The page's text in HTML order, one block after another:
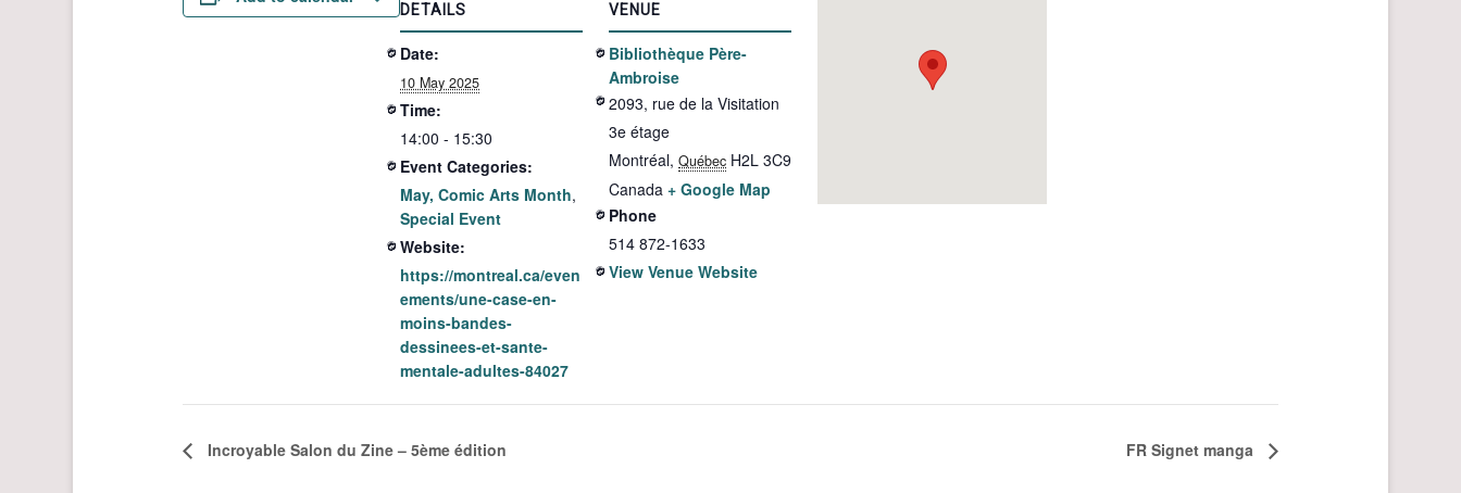
DETAILS
Date:
10 May 2025
Time:
14:00 - 15:30
Event Categories:
May, Comic Arts Month,
Special Event
Website:
https://montreal.ca/even
ements/une-case-en-
moins-bandes-
dessinees-et-sante-
mentale-adultes-84027
VENUE
Bibliothèque Père-
Ambroise
2093, rue de la Visitation
3e étage
Montréal, Québec H2L 3C9
Canada + Google Map
Phone
514 872-1633
View Venue Website
Incroyable Salon du Zine – 5ème édition FR Signet manga